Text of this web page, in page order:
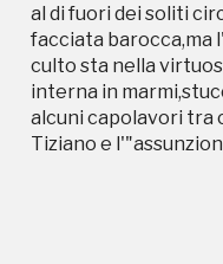
al di fuori dei soliti
facciata barocca,ma
culto sta nella
interna in
alcuni capolavori tra
Tiziano e
Campagne